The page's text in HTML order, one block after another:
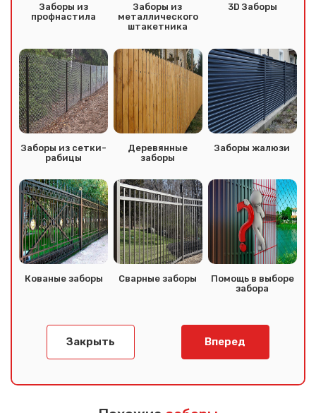
Заборы из
профнастила
Заборы из
металлического
штакетника
3D Заборы
Заборы из сетки-
рабицы
Деревянные
заборы
Заборы жалюзи
Кованые заборы Сварные заборы
Помощь в выборе
забора
Закрыть Вперед